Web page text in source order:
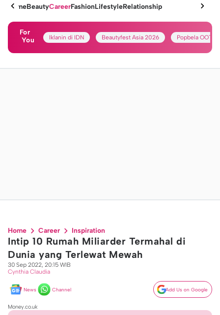
HomeBeautyCareerFashionLifestyleRelationship
For
You
Iklanin di IDN Beautyfest Asia 2026 Popbela OOTD
Home Career Inspiration
Intip 10 Rumah Miliarder Termahal di
Dunia yang Terlewat Mewah
30 Sep 2022, 20:15 WIB
Cynthia Claudia
News Channel Add Us on Google
Money.co.uk